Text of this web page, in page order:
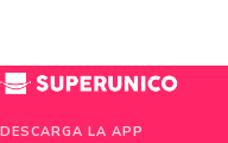
DESCARGA LA APP